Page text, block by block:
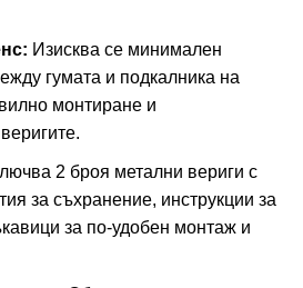
Изисква се минимален
гумата и подкалника на
монтиране и
2 броя метални вериги с
за съхранение, инструкции за
за по-удобен монтаж и